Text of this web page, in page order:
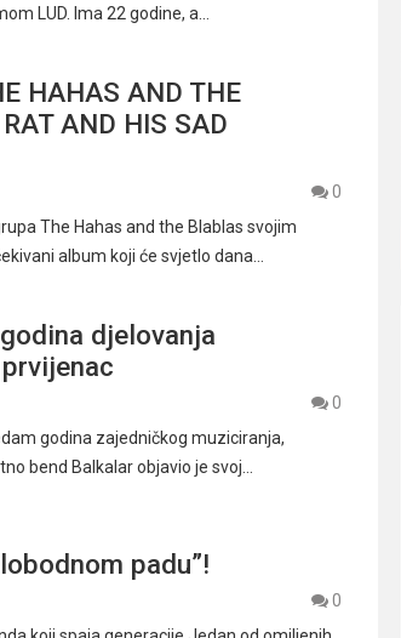
LUD. Ima 22 godine, a…
HAHAS AND THE
AND HIS SAD
0
The Hahas and the Blablas svojim
album koji će svjetlo dana…
djelovanja
0
godina zajedničkog muziciranja,
bend Balkalar objavio je svoj…
padu”!
0